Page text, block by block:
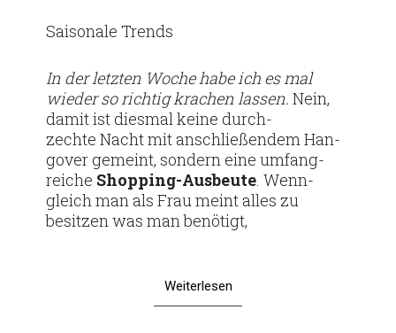
Sai­so­nale Trends
In der letzten Woche habe ich es mal
wieder so richtig kra­chen lassen. Nein,
damit ist diesmal keine durch­
zechte Nacht mit anschlie­ßendem Han­
gover gemeint, son­dern eine umfang­
reiche Shop­­­ping-Aus­­­beute. Wenn­
gleich man als Frau meint alles zu
besitzen was man benötigt,
Weiterlesen